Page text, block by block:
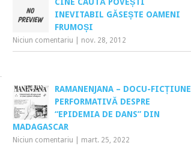
INEVITABIL GĂSEȘTE OAMENI
FRUMOȘI
Niciun comentariu nov. 28, 2012
RAMANENJANA – DOCU-FICȚIUNE
PERFORMATIVĂ DESPRE
“EPIDEMIA DE DANS” DIN
MADAGASCAR
Niciun comentariu mart. 25, 2022